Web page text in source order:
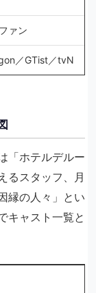
ァン
／GTist／tvN
「ホテルデルー
るスタッフ、月
縁の人々」とい
キャスト一覧と